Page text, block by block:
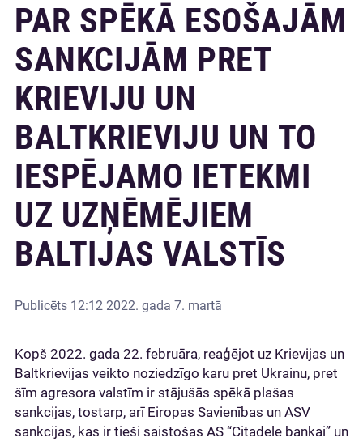
PAR SPĒKĀ ESOŠAJĀM
SANKCIJĀM PRET
KRIEVIJU UN
BALTKRIEVIJU UN TO
IESPĒJAMO IETEKMI
UZ UZŅĒMĒJIEM
BALTIJAS VALSTĪS
Publicēts 12:12 2022. gada 7. martā
Kopš 2022. gada 22. februāra, reaģējot uz Krievijas un
Baltkrievijas veikto noziedzīgo karu pret Ukrainu, pret
šīm agresora valstīm ir stājušās spēkā plašas
sankcijas, tostarp, arī Eiropas Savienības un ASV
sankcijas, kas ir tieši saistošas AS “Citadele bankai” un